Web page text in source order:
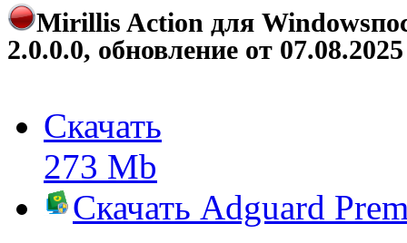
Mirillis Action для Windows
2.0.0.0, обновление от 07.08.2025
Скачать
273 Mb
Скачать Adguard